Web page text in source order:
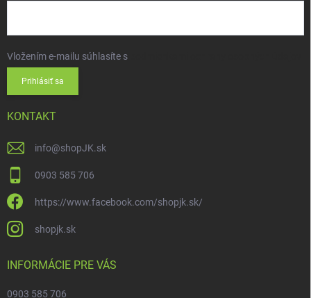
Vložením e-mailu súhlasíte s
Prihlásiť sa
KONTAKT
info@shopJK.sk
0903 585 706
https://www.facebook.com/shopjk.sk/
shopjk.sk
INFORMÁCIE PRE VÁS
0903 585 706